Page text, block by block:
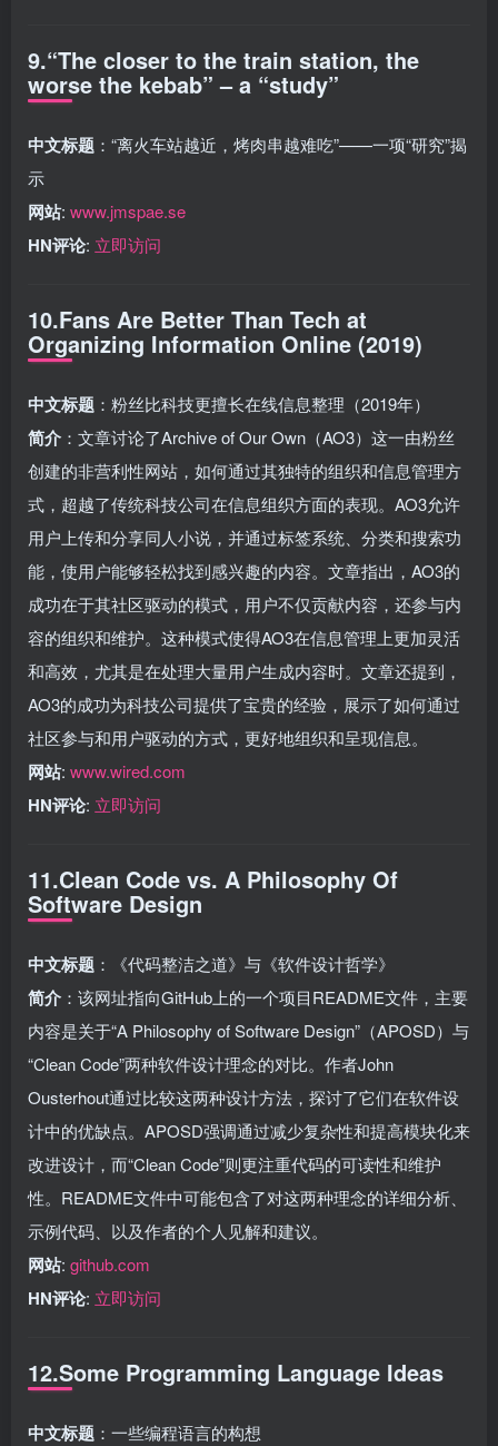
9.“The closer to the train station, the
worse the kebab” – a “study”
中文标题 ：“离火车站越近，烤肉串越难吃”——一项“研究”揭
示
网站: www.jmspae.se
HN评论: 立即访问
10.Fans Are Better Than Tech at
Organizing Information Online (2019)
中文标题 ：粉丝比科技更擅长在线信息整理（2019年）
简介 ：文章讨论了Archive of Our Own（AO3）这一由粉丝
创建的非营利性网站，如何通过其独特的组织和信息管理方
式，超越了传统科技公司在信息组织方面的表现。AO3允许
用户上传和分享同人小说，并通过标签系统、分类和搜索功
能，使用户能够轻松找到感兴趣的内容。文章指出，AO3的
成功在于其社区驱动的模式，用户不仅贡献内容，还参与内
容的组织和维护。这种模式使得AO3在信息管理上更加灵活
和高效，尤其是在处理大量用户生成内容时。文章还提到，
AO3的成功为科技公司提供了宝贵的经验，展示了如何通过
社区参与和用户驱动的方式，更好地组织和呈现信息。
网站: www.wired.com
HN评论: 立即访问
11.Clean Code vs. A Philosophy Of
Software Design
中文标题 ：《代码整洁之道》与《软件设计哲学》
简介 ：该网址指向GitHub上的一个项目README文件，主要
内容是关于“A Philosophy of Software Design”（APOSD）与
“Clean Code”两种软件设计理念的对比。作者John
Ousterhout通过比较这两种设计方法，探讨了它们在软件设
计中的优缺点。APOSD强调通过减少复杂性和提高模块化来
改进设计，而“Clean Code”则更注重代码的可读性和维护
性。README文件中可能包含了对这两种理念的详细分析、
示例代码、以及作者的个人见解和建议。
网站: github.com
HN评论: 立即访问
12.Some Programming Language Ideas
中文标题 ：一些编程语言的构想